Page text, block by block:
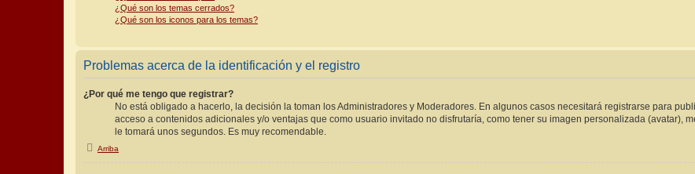
¿Qué son los temas cerrados?
¿Qué son los iconos para los temas?
Problemas acerca de la identificación y el registro
¿Por qué me tengo que registrar?
No está obligado a hacerlo, la decisión la toman los Administradores y Moderadores. En algunos casos necesitará registrarse para
acceso a contenidos adicionales y/o ventajas que como usuario invitado no disfrutaría, como tener su imagen personalizada (avatar),
le tomará unos segundos. Es muy recomendable.
Arriba